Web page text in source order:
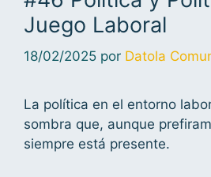
Juego Laboral
18/02/2025 por Datola
La política en el entorno
sombra que, aunque
siempre está presente.